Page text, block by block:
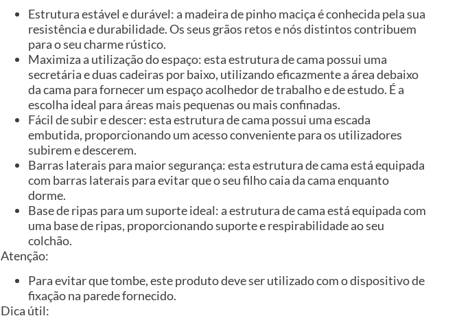
Estrutura estável e durável: a madeira de pinho maciça é conhecida pela sua
resistência e durabilidade. Os seus grãos retos e nós distintos contribuem
para o seu charme rústico.
Maximiza a utilização do espaço: esta estrutura de cama possui uma
secretária e duas cadeiras por baixo, utilizando eficazmente a área debaixo
da cama para fornecer um espaço acolhedor de trabalho e de estudo. É a
escolha ideal para áreas mais pequenas ou mais confinadas.
Fácil de subir e descer: esta estrutura de cama possui uma escada
embutida, proporcionando um acesso conveniente para os utilizadores
subirem e descerem.
Barras laterais para maior segurança: esta estrutura de cama está equipada
com barras laterais para evitar que o seu filho caia da cama enquanto
dorme.
Base de ripas para um suporte ideal: a estrutura de cama está equipada com
uma base de ripas, proporcionando suporte e respirabilidade ao seu
colchão.
Atenção:
Para evitar que tombe, este produto deve ser utilizado com o dispositivo de
fixação na parede fornecido.
Dica útil: